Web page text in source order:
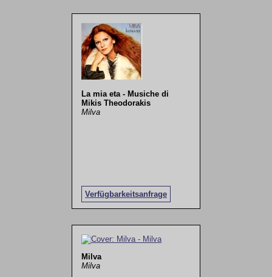
La mia eta - Musiche di
Mikis Theodorakis
Milva
Verfügbarkeitsanfrage
Milva
Milva